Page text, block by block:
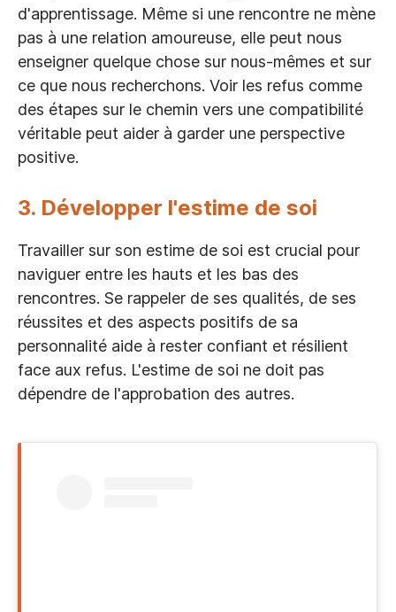
d'apprentissage. Même si une rencontre ne mène
pas à une relation amoureuse, elle peut nous
enseigner quelque chose sur nous-mêmes et sur
ce que nous recherchons. Voir les refus comme
des étapes sur le chemin vers une compatibilité
véritable peut aider à garder une perspective
positive.
3. Développer l'estime de soi
Travailler sur son estime de soi est crucial pour
naviguer entre les hauts et les bas des
rencontres. Se rappeler de ses qualités, de ses
réussites et des aspects positifs de sa
personnalité aide à rester confiant et résilient
face aux refus. L'estime de soi ne doit pas
dépendre de l'approbation des autres.